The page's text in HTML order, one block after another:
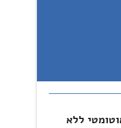
ללא